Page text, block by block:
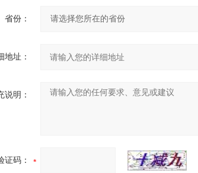
省份：
地址：
说明：
证码：